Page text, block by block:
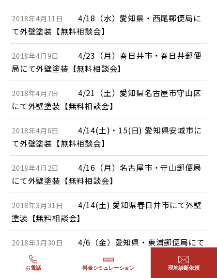
2018年4月11日
4/18（水）愛知県・西尾郵便局に
て外壁塗装【無料相談会】
2018年4月9日
4/23（月）春日井市・春日井郵便
局にて外壁塗装【無料相談会】
2018年4月7日
4/21（土）愛知県名古屋市守山区
にて外壁塗装【無料相談会】
2018年4月6日
4/14(土)・15(日) 愛知県安城市に
て外壁塗装【無料相談会】
2018年4月2日
4/16（月）名古屋市・守山郵便局
にて外壁塗装【無料相談会】
2018年3月31日
4/14(土) 愛知県春日井市にて外壁
塗装【無料相談会】
2018年3月30日
4/6（金）愛知県・東浦郵便局にて
外壁塗装【無料相談会】
お電話 料金シミュレーション 現地診断依頼